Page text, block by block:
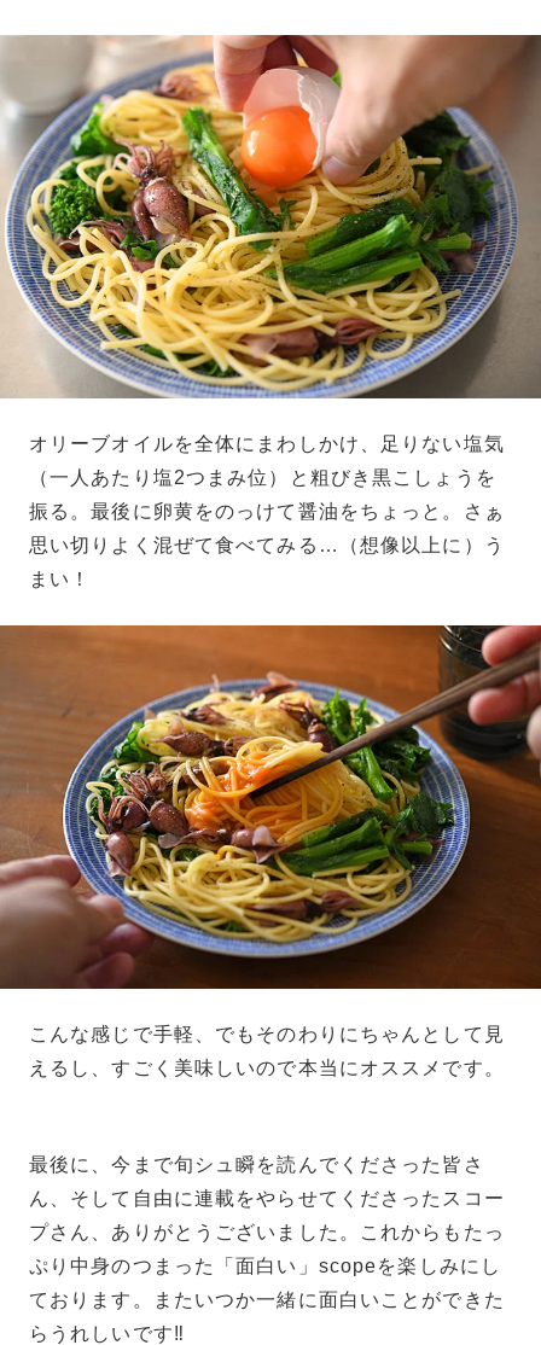
オリーブオイルを全体にまわしかけ、足りない塩気
（一人あたり塩2つまみ位）と粗びき黒こしょうを
振る。最後に卵黄をのっけて醤油をちょっと。さぁ
思い切りよく混ぜて食べてみる…（想像以上に）う
まい！
こんな感じで手軽、でもそのわりにちゃんとして見
えるし、すごく美味しいので本当にオススメです。
最後に、今まで旬シュ瞬を読んでくださった皆さ
ん、そして自由に連載をやらせてくださったスコー
プさん、ありがとうございました。これからもたっ
ぷり中身のつまった「面白い」scopeを楽しみにし
ております。またいつか一緒に面白いことができた
らうれしいです‼